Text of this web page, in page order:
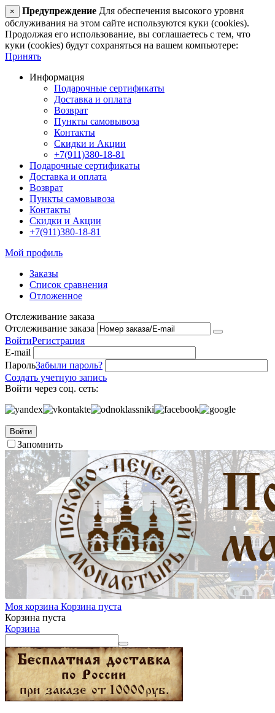
× Предупреждение Для обеспечения высокого уровня
обслуживания на этом сайте используются куки (cookies).
Продолжая его использование, вы соглашаетесь с тем, что
куки (cookies) будут сохраняться на вашем компьютере:
Принять
Информация
Подарочные сертификаты
Доставка и оплата
Возврат
Пункты самовывоза
Контакты
Скидки и Акции
+7(911)380-18-81
Подарочные сертификаты
Доставка и оплата
Возврат
Пункты самовывоза
Контакты
Скидки и Акции
+7(911)380-18-81
Мой профиль
Заказы
Список сравнения
Отложенное
Отслеживание заказа
Отслеживание заказа
ВойтиРегистрация
E-mail
ПарольЗабыли пароль?
Создать учетную запись
Войти через соц. сеть:
Войти
Запомнить
Моя корзина Корзина пуста
Корзина пуста
Корзина